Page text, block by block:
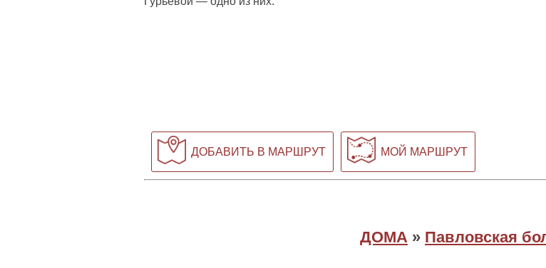
ДОБАВИТЬ В МАРШРУТ МОЙ МАРШРУТ
ДОМА » Павловская